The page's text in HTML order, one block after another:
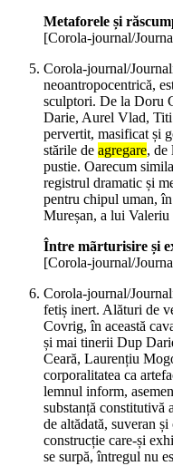
Metaforele și
[Corola-journal/
Corola-journal/
neoantropocentrică,
sculptori. De la Doru
Darie, Aurel Vlad,
pervertit, masificat și
stările de agregare, de
pustie. Oarecum
registrul dramatic și
pentru chipul uman,
Mureșan, a lui Valeriu
Între mãrturisire și
[Corola-journal/
Corola-journal/
fetiș inert. Alături de
Covrig, în această
și mai tinerii Dup
Ceară, Laurențiu
corporalitatea ca
lemnul inform,
substanță constitutivă
de altădată, suveran
construcție care-și
se surpă, întregul nu